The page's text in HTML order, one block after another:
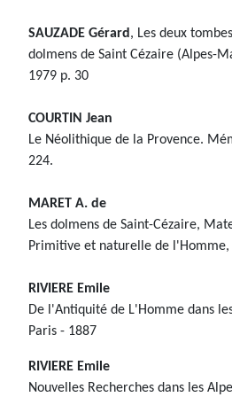
SAUZADE Gérard, Les deux
dolmens de Saint Cézaire (Alpes-
1979 p. 30
COURTIN Jean
Le Néolithique de la Provence.
224.
MARET A. de
Les dolmens de Saint-Cézaire,
Primitive et naturelle de l'Homme,
RIVIERE Emile
De l'Antiquité de L'Homme dans
Paris - 1887
RIVIERE Emile
Nouvelles Recherches dans les